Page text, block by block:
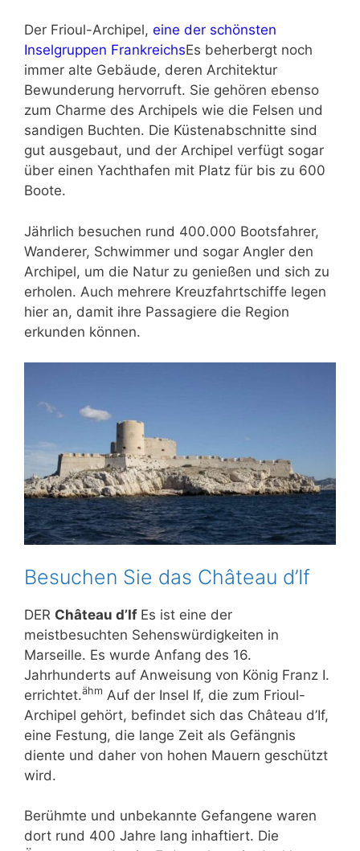
Der Frioul-Archipel, eine der schönsten
Inselgruppen FrankreichsEs beherbergt noch
immer alte Gebäude, deren Architektur
Bewunderung hervorruft. Sie gehören ebenso
zum Charme des Archipels wie die Felsen und
sandigen Buchten. Die Küstenabschnitte sind
gut ausgebaut, und der Archipel verfügt sogar
über einen Yachthafen mit Platz für bis zu 600
Boote.
Jährlich besuchen rund 400.000 Bootsfahrer,
Wanderer, Schwimmer und sogar Angler den
Archipel, um die Natur zu genießen und sich zu
erholen. Auch mehrere Kreuzfahrtschiffe legen
hier an, damit ihre Passagiere die Region
erkunden können.
Besuchen Sie das Château d’If
DER Château d’If Es ist eine der
meistbesuchten Sehenswürdigkeiten in
Marseille. Es wurde Anfang des 16.
Jahrhunderts auf Anweisung von König Franz I.
errichtet.ähm Auf der Insel If, die zum Frioul-
Archipel gehört, befindet sich das Château d’If,
eine Festung, die lange Zeit als Gefängnis
diente und daher von hohen Mauern geschützt
wird.
Berühmte und unbekannte Gefangene waren
dort rund 400 Jahre lang inhaftiert. Die